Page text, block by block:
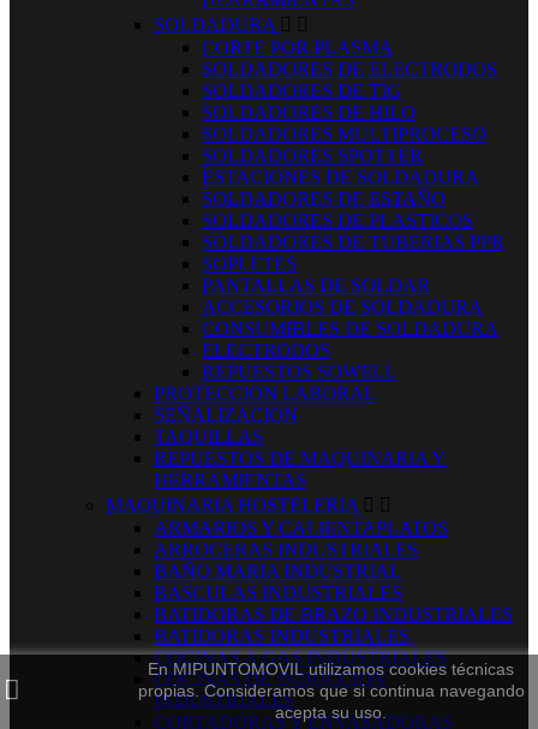
En MIPUNTOMOVIL utilizamos cookies técnicas
propias. Consideramos que si continua navegando
acepta su uso.
SOLDADURA  
CORTE POR PLASMA
SOLDADORES DE ELECTRODOS
SOLDADORES DE TIG
SOLDADORES DE HILO
SOLDADORES MULTIPROCESO
SOLDADORES SPOTTER
ESTACIONES DE SOLDADURA
SOLDADORES DE ESTAÑO
SOLDADORES DE PLASTICOS
SOLDADORES DE TUBERIAS PPR
SOPLETES
PANTALLAS DE SOLDAR
ACCESORIOS DE SOLDADURA
CONSUMIBLES DE SOLDADURA
ELECTRODOS
REPUESTOS SOWELL
PROTECCION LABORAL
SEÑALIZACION
TAQUILLAS
REPUESTOS DE MAQUINARIA Y
HERRAMIENTAS
MAQUINARIA HOSTELERIA  
ARMARIOS Y CALIENTAPLATOS
ARROCERAS INDUSTRIALES
BAÑO MARIA INDUSTRIAL
BASCULAS INDUSTRIALES
BATIDORAS DE BRAZO INDUSTRIALES
BATIDORAS INDUSTRIALES
COCINAS A GAS INDUSTRIALES
COCINAS DE INDUCCION
INDUSTRIALES
CORTADORAS Y ENVASADORAS